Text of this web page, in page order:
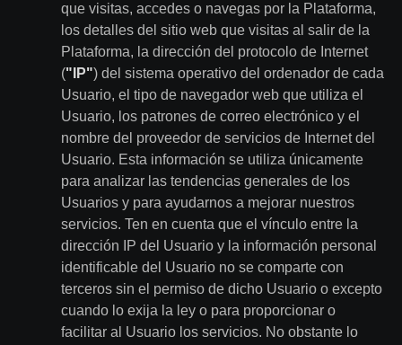
que visitas, accedes o navegas por la Plataforma,
los detalles del sitio web que visitas al salir de la
Plataforma, la dirección del protocolo de Internet
("IP") del sistema operativo del ordenador de cada
Usuario, el tipo de navegador web que utiliza el
Usuario, los patrones de correo electrónico y el
nombre del proveedor de servicios de Internet del
Usuario. Esta información se utiliza únicamente
para analizar las tendencias generales de los
Usuarios y para ayudarnos a mejorar nuestros
servicios. Ten en cuenta que el vínculo entre la
dirección IP del Usuario y la información personal
identificable del Usuario no se comparte con
terceros sin el permiso de dicho Usuario o excepto
cuando lo exija la ley o para proporcionar o
facilitar al Usuario los servicios. No obstante lo